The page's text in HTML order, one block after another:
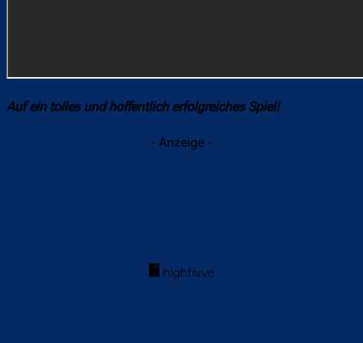
Auf ein tolles und hoffentlich erfolgreiches Spiel!
- Anzeige -